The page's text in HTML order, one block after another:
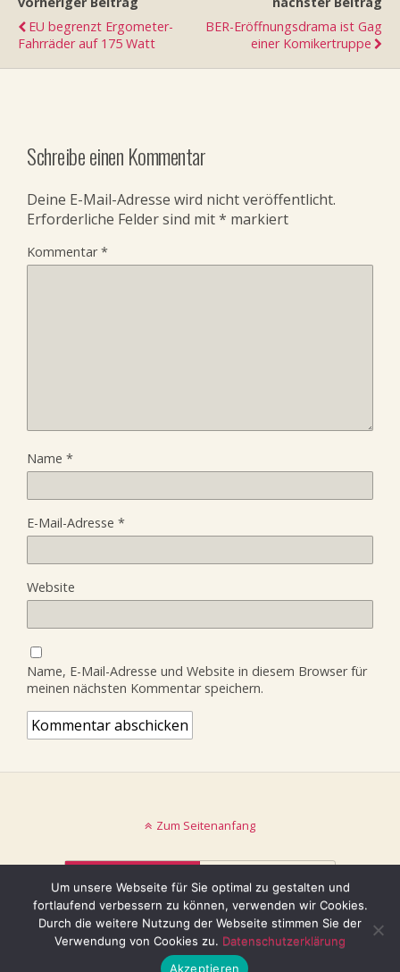
EU begrenzt Ergometer-
Fahrräder auf 175 Watt
BER-Eröffnungsdrama ist Gag
einer Komikertruppe
Schreibe einen Kommentar
Deine E-Mail-Adresse wird nicht veröffentlicht.
Erforderliche Felder sind mit* markiert
Kommentar*
Name *
E-Mail-Adresse *
Website
Name, E-Mail-Adresse und Website in diesem Browser für
meinen nächsten Kommentar speichern.
Zum Seitenanfang
© keinblatt.de
Um unsere Webseite für Sie optimal zu gestalten und
fortlaufend verbessern zu können, verwenden wir Cookies.
Durch die weitere Nutzung der Webseite stimmen Sie der
Verwendung von Cookies zu. Datenschutzerklärung
Akzeptieren